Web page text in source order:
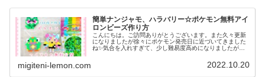
簡単ナンジャモ、ハラバリー☆ポケモン無料アイ
ロンビーズ作り方
こんにちは。ご訪問ありがとうございます。また久々更新
になりましたが徐々にポケモン発売日に近づいてきました
ね✨気合を入れすぎて、少し難易度高めになりましたがぜ
migiteni-lemon.com 2022.10.20